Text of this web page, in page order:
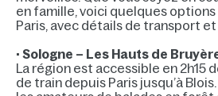
en famille, voici quelques options
Paris, avec détails de transport
• Sologne – Les Hauts de
La région est accessible en 2h15
de train depuis Paris jusqu’à